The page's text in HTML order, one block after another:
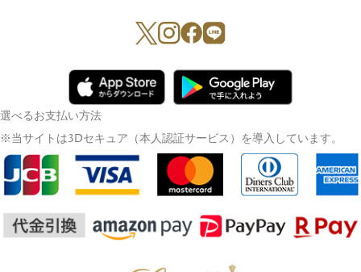
選べるお支払い方法
※当サイトは3Dセキュア（本人認証サービス）を導入しています。